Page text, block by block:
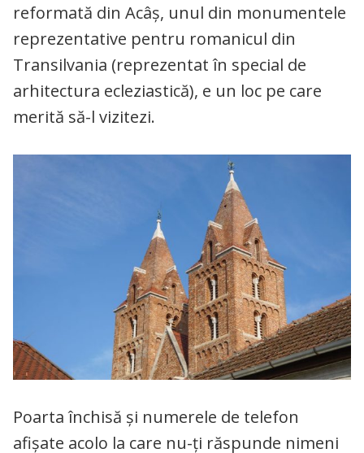
reformată din Acâș, unul din monumentele
reprezentative pentru romanicul din
Transilvania (reprezentat în special de
arhitectura ecleziastică), e un loc pe care
merită să-l vizitezi.
Poarta închisă și numerele de telefon
afișate acolo la care nu-ți răspunde nimeni